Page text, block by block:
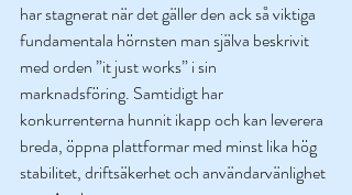
har stagnerat när det gäller den ack så viktiga
fundamentala hörnsten man själva beskrivit
med orden ”it just works” i sin
marknadsföring. Samtidigt har
konkurrenterna hunnit ikapp och kan leverera
breda, öppna plattformar med minst lika hög
stabilitet, driftsäkerhet och användarvänlighet